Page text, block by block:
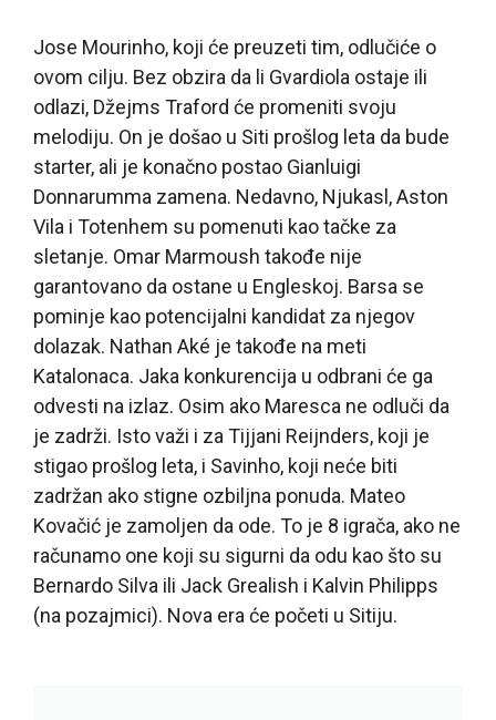
Jose Mourinho, koji će preuzeti tim, odlučiće o
ovom cilju. Bez obzira da li Gvardiola ostaje ili
odlazi, Džejms Traford će promeniti svoju
melodiju. On je došao u Siti prošlog leta da bude
starter, ali je konačno postao Gianluigi
Donnarumma zamena. Nedavno, Njukasl, Aston
Vila i Totenhem su pomenuti kao tačke za
sletanje. Omar Marmoush takođe nije
garantovano da ostane u Engleskoj. Barsa se
pominje kao potencijalni kandidat za njegov
dolazak. Nathan Aké je takođe na meti
Katalonaca. Jaka konkurencija u odbrani će ga
odvesti na izlaz. Osim ako Maresca ne odluči da
je zadrži. Isto važi i za Tijjani Reijnders, koji je
stigao prošlog leta, i Savinho, koji neće biti
zadržan ako stigne ozbiljna ponuda. Mateo
Kovačić je zamoljen da ode. To je 8 igrača, ako ne
računamo one koji su sigurni da odu kao što su
Bernardo Silva ili Jack Grealish i Kalvin Philipps
(na pozajmici). Nova era će početi u Sitiju.